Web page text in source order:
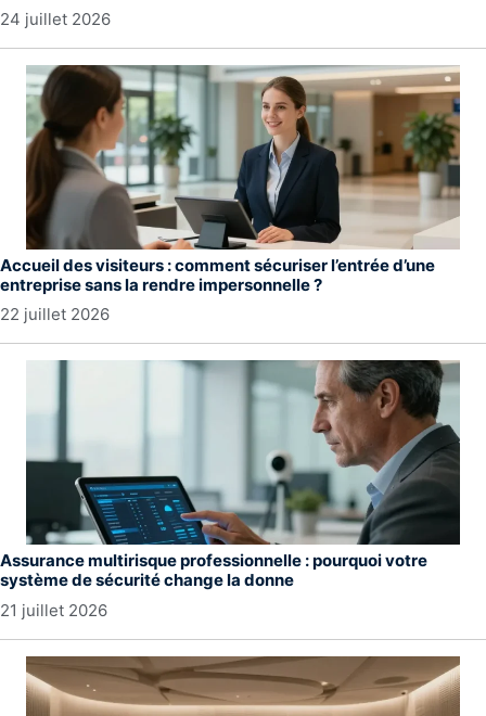
24 juillet 2026
Accueil des visiteurs : comment sécuriser l’entrée d’une
entreprise sans la rendre impersonnelle ?
22 juillet 2026
Assurance multirisque professionnelle : pourquoi votre
système de sécurité change la donne
21 juillet 2026